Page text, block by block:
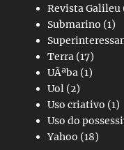
Revista Galileu
Submarino (1)
Terra (17)
UÃªba (1)
Uol (2)
Uso criativo (1)
Uso do
Yahoo (18)